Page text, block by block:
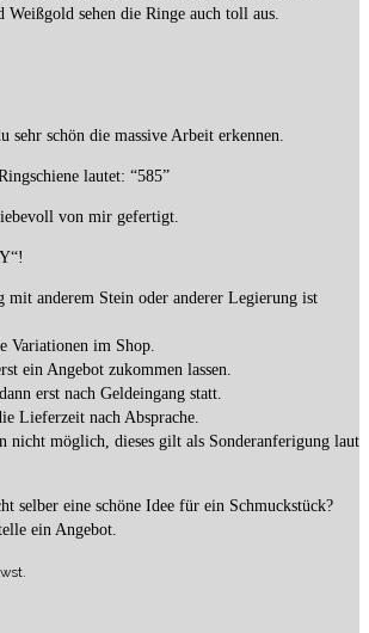
sehen die Ringe auch toll aus.
sehr schön die massive Arbeit erkennen.
lautet: “585”
von mir gefertigt.
mit anderem Stein oder anderer Legierung ist
Variationen im Shop.
ein Angebot zukommen lassen.
erst nach Geldeingang statt.
Lieferzeit nach Absprache.
nicht möglich, dieses gilt als Sonderanferigung laut
selber eine schöne Idee für ein Schmuckstück?
ein Angebot.